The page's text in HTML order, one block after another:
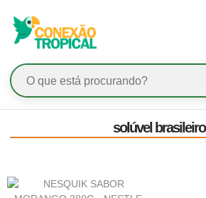
solúvel brasileiro